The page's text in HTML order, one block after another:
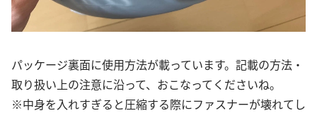
パッケージ裏面に使用方法が載っています。記載の方法・
取り扱い上の注意に沿って、おこなってくださいね。
※中身を入れすぎると圧縮する際にファスナーが壊れてし